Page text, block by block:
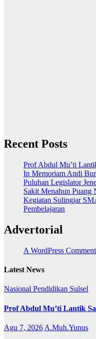
Recent Posts
Prof Abdul Mu’ti
In Memoriam Andi
Puluhan Legislator
Sakit Menahun Puang
Kegiatan Sulingjar
Pembelajaran
Advertorial
A WordPress
Latest News
Nasional Pendidikan Sulsel
Prof Abdul Mu’ti Lantik
Agu 7, 2026 A.Muh.Yunus